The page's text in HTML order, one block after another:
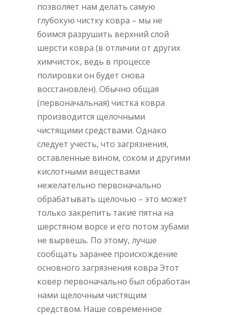
позволяет нам делать самую
глубокую чистку ковра – мы не
боимся разрушить верхний слой
шерсти ковра (в отличии от других
химчисток, ведь в процессе
полировки он будет снова
восстановлен). Обычно общая
(первоначальная) чистка ковра
производится щелочными
чистящими средствами. Однако
следует учесть, что загрязнения,
оставленные вином, соком и другими
кислотными веществами
нежелательно первоначально
обрабатывать щелочью – это может
только закрепить такие пятна на
шерстяном ворсе и его потом зубами
не вырвешь. По этому, лучше
сообщать заранее происхождение
основного загрязнения ковра Этот
ковер первоначально был обработан
нами щелочным чистящим
средством. Наше современное